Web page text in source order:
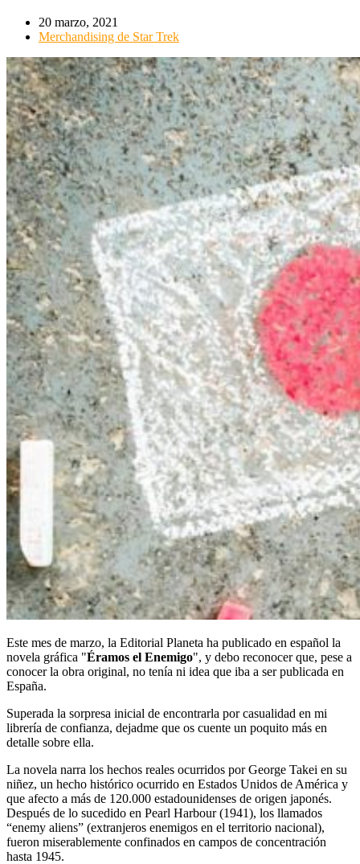
20 marzo, 2021
Merchandising de Star Trek
Este mes de marzo, la Editorial Planeta ha publicado en español la
novela gráfica "Éramos el Enemigo", y debo reconocer que, pese a
conocer la obra original, no tenía ni idea que iba a ser publicada en
España.
Superada la sorpresa inicial de encontrarla por casualidad en mi
librería de confianza, dejadme que os cuente un poquito más en
detalle sobre ella.
La novela narra los hechos reales ocurridos por George Takei en su
niñez, un hecho histórico ocurrido en Estados Unidos de América y
que afecto a más de 120.000 estadounidenses de origen japonés.
Después de lo sucedido en Pearl Harbour (1941), los llamados
“enemy aliens” (extranjeros enemigos en el territorio nacional),
fueron miserablemente confinados en campos de concentración
hasta 1945.